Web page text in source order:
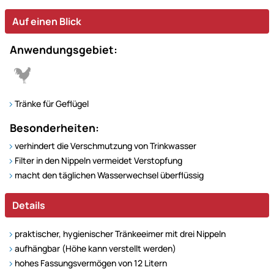
Auf einen Blick
Anwendungsgebiet:
Tränke für Geflügel
Besonderheiten:
verhindert die Verschmutzung von Trinkwasser
Filter in den Nippeln vermeidet Verstopfung
macht den täglichen Wasserwechsel überflüssig
Details
praktischer, hygienischer Tränkeeimer mit drei Nippeln
aufhängbar (Höhe kann verstellt werden)
hohes Fassungsvermögen von 12 Litern